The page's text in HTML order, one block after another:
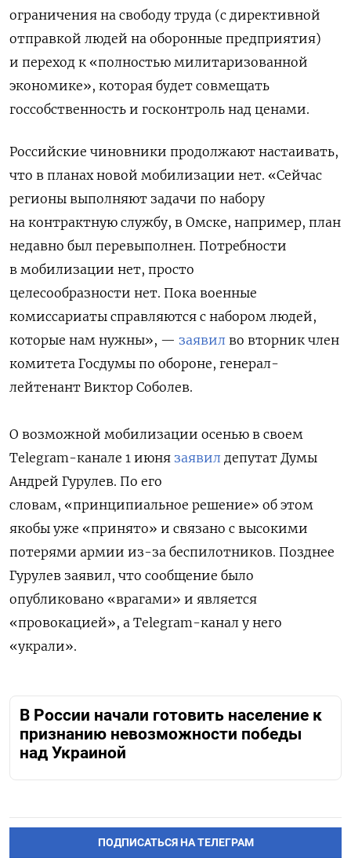
ограничения на свободу труда (с директивной
отправкой людей на оборонные предприятия)
и переход к «полностью милитаризованной
экономике», которая будет совмещать
госсобственность и госконтроль над ценами.
Российские чиновники продолжают настаивать,
что в планах новой мобилизации нет. «Сейчас
регионы выполняют задачи по набору
на контрактную службу, в Омске, например, план
недавно был перевыполнен. Потребности
в мобилизации нет, просто
целесообразности нет. Пока военные
комиссариаты справляются с набором людей,
которые нам нужны», — заявил во вторник член
комитета Госдумы по обороне, генерал-
лейтенант Виктор Соболев.
О возможной мобилизации осенью в своем
Telegram-канале 1 июня заявил депутат Думы
Андрей Гурулев. По его
словам, «принципиальное решение» об этом
якобы уже «принято» и связано с высокими
потерями армии из-за беспилотников. Позднее
Гурулев заявил, что сообщение было
опубликовано «врагами» и является
«провокацией», а Telegram-канал у него
«украли».
В России начали готовить население к
признанию невозможности победы
над Украиной
ПОДПИСАТЬСЯ НА ТЕЛЕГРАМ